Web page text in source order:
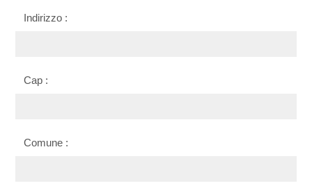
Indirizzo :
Cap :
Comune :